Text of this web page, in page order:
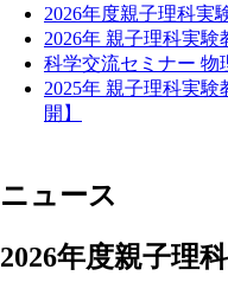
2026年度親子理科実
2026年 親子理科実
科学交流セミナー 物
2025年 親子理科実
開】
ニュース
2026年度親子理